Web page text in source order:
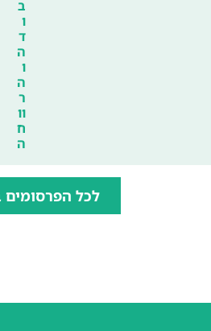
ב
ו
ד
ה
ו
ה
ר
וו
ח
ה
לכל הפרסומים